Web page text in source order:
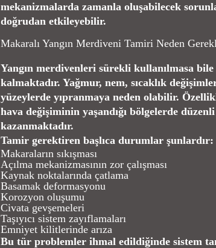
mekanizmalarda zamanla oluşabilecek
doğrudan etkileyebilir.
Makaralı Yangın Merdiveni Tamiri Neden
Yangın merdivenleri sürekli kullanılmasa
kalmaktadır. Yağmur, nem, sıcaklık
yüzeylerde yıpranmaya neden olabilir.
hava değişiminin yaşandığı bölgelerde
kazanmaktadır.
Tamir gerektiren başlıca durumlar şunlardır:
Makaraların sıkışması
Açılma mekanizmasının zor çalışması
Kaynak noktalarında çatlama
Basamak deformasyonu
Korozyon oluşumu
Civata gevşemeleri
Taşıyıcı sistem zayıflamaları
Emniyet kilitlerinde arıza
Bu tür problemler ihmal edildiğinde sistem